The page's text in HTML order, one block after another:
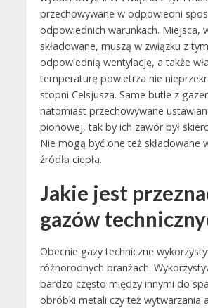
przechowywane w odpowiedni
odpowiednich warunkach. Miejsca,
składowane, muszą w związku z
odpowiednią wentylację, a także
temperaturę powietrza nie
stopni Celsjusza. Same butle z
natomiast przechowywane
pionowej, tak by ich zawór był
Nie mogą być one też składowane
źródła ciepła.
Jakie jest
gazów
Obecnie gazy techniczne
różnorodnych branżach.
bardzo często między innymi do
obróbki metali czy też wytwarzania